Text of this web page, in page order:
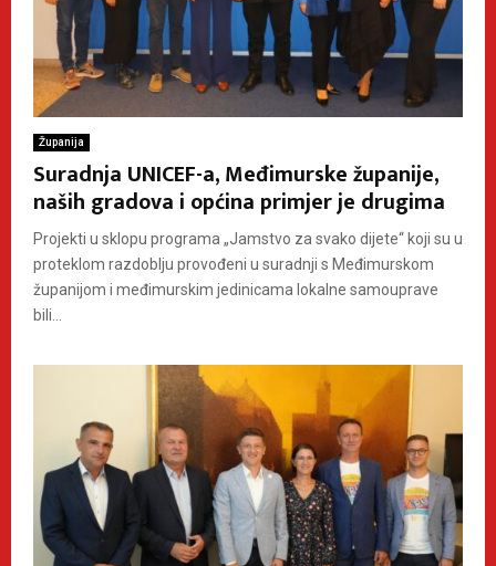
Županija
Suradnja UNICEF-a, Međimurske županije,
naših gradova i općina primjer je drugima
Projekti u sklopu programa „Jamstvo za svako dijete“ koji su u
proteklom razdoblju provođeni u suradnji s Međimurskom
županijom i međimurskim jedinicama lokalne samouprave
bili...